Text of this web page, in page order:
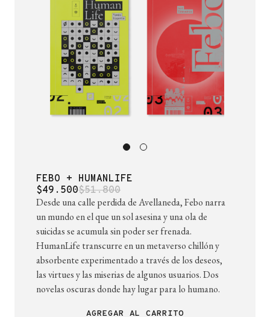
FEBO + HUMANLIFE
$49.500$51.800
Desde una calle perdida de Avellaneda, Febo narra
un mundo en el que un sol asesina y una ola de
suicidas se acumula sin poder ser frenada.
HumanLife transcurre en un metaverso chillón y
absorbente experimentado a través de los deseos,
las virtues y las miserias de algunos usuarios. Dos
novelas oscuras donde hay lugar para lo humano.
AGREGAR AL CARRITO